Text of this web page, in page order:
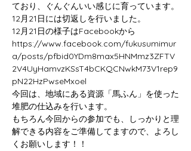
ており、ぐんぐんいい感じに育っています。
12月21日には切返しを行いました。
12月21日の様子はFacebookから
https://www.facebook.com/fukusumimur
a/posts/pfbid0YDm8max5HNMmz3ZFTV
2V4UyHamvzKSsT4bCKQCNwkM73V1rep9
pN22HzPwseMxoel
今回は、地域にある資源「馬ふん」を使った
堆肥の仕込みを行います。
もちろん今回からの参加でも、しっかりと理
解できる内容をご準備してますので、よろし
くお願いします！！